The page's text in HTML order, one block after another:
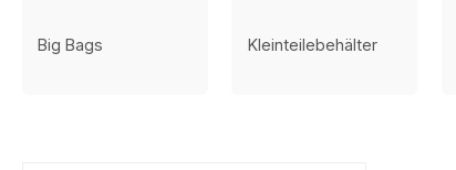
Big Bags Kleinteilebehälter